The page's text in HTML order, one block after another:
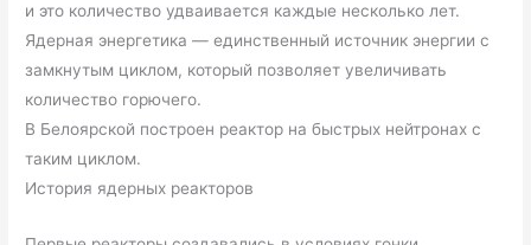
и это количество удваивается каждые несколько лет.
Ядерная энергетика — единственный источник энергии с
замкнутым циклом, который позволяет увеличивать
количество горючего.
В Белоярской построен реактор на быстрых нейтронах с
таким циклом.
История ядерных реакторов